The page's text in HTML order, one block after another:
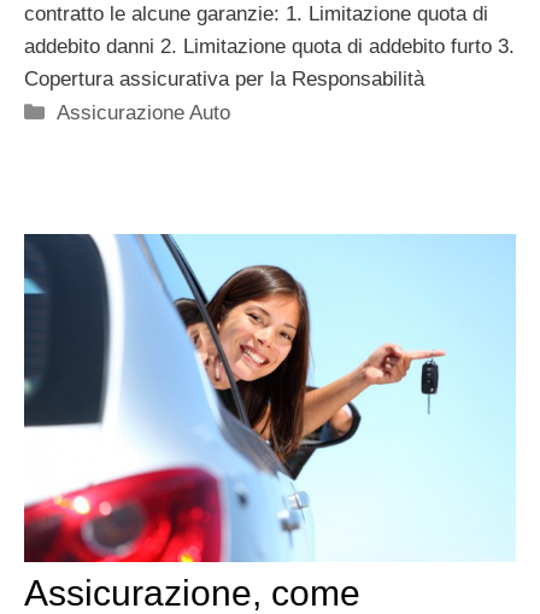
contratto le alcune garanzie: 1. Limitazione quota di
addebito danni 2. Limitazione quota di addebito furto 3.
Copertura assicurativa per la Responsabilità
Categorie
Assicurazione Auto
Assicurazione, come